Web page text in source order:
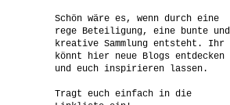
Schön wäre es, wenn durch eine
rege Beteiligung, eine bunte und
kreative Sammlung entsteht. Ihr
könnt hier neue Blogs entdecken
und euch inspirieren lassen.
Tragt euch einfach in die